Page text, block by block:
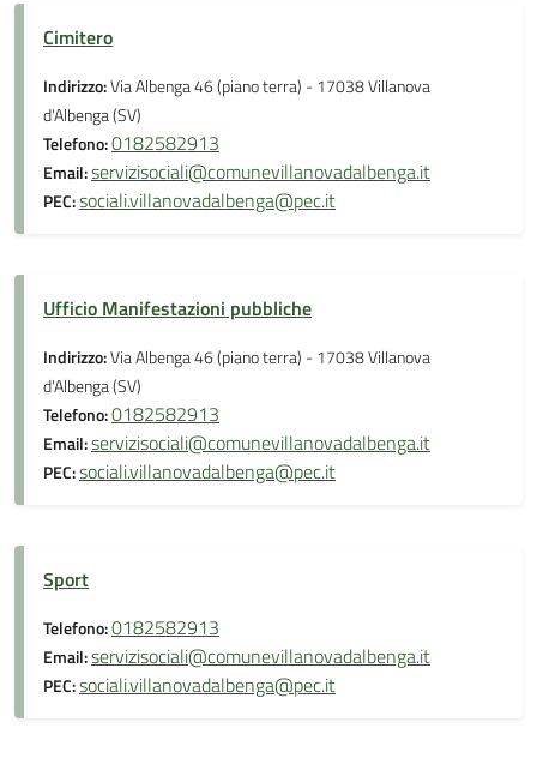
Cimitero
Indirizzo:Via Albenga 46 (piano terra) - 17038 Villanova
d'Albenga (SV)
Telefono:0182582913
Email:servizisociali@comunevillanovadalbenga.it
PEC:sociali.villanovadalbenga@pec.it
Ufficio Manifestazioni pubbliche
Indirizzo:Via Albenga 46 (piano terra) - 17038 Villanova
d'Albenga (SV)
Telefono:0182582913
Email:servizisociali@comunevillanovadalbenga.it
PEC:sociali.villanovadalbenga@pec.it
Sport
Telefono:0182582913
Email:servizisociali@comunevillanovadalbenga.it
PEC:sociali.villanovadalbenga@pec.it